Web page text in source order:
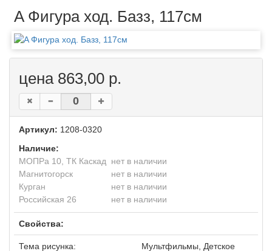
A Фигура ход. Базз, 117см
цена 863,00 р.
Артикул: 1208-0320
Наличие:
МОПРа 10, ТК Каскад
нет в наличии
Магнитогорск
нет в наличии
Курган
нет в наличии
Российская 26
нет в наличии
Свойства:
Тема рисунка: Мультфильмы, Детское